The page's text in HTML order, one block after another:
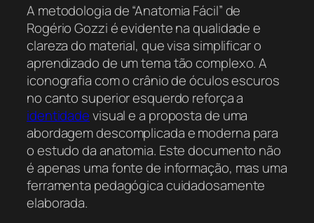
A metodologia de “Anatomia Fácil” de
Rogério Gozzi é evidente na qualidade e
clareza do material, que visa simplificar o
aprendizado de um tema tão complexo. A
iconografia com o crânio de óculos escuros
no canto superior esquerdo reforça a
identidadevisual e a proposta de uma
abordagem descomplicada e moderna para
o estudo da anatomia. Este documento não
é apenas uma fonte de informação, mas uma
ferramenta pedagógica cuidadosamente
elaborada.